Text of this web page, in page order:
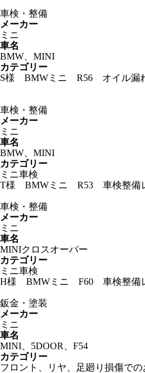
車検・整備
メーカー
ミニ
車名
BMW、MINI
カテゴリー
S様 BMWミニ R56 オイル漏れ
車検・整備
メーカー
ミニ
車名
BMW、MINI
カテゴリー
ミニ車検
T様 BMWミニ R53 車検整備レ
車検・整備
メーカー
ミニ
車名
MINIクロスオーバー
カテゴリー
ミニ車検
H様 BMWミニ F60 車検整備レ
鈑金・塗装
メーカー
ミニ
車名
MINI、5DOOR、F54
カテゴリー
フロント、リヤ、足廻り損傷で